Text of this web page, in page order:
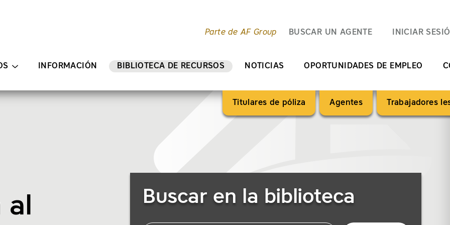
Parte de AF Group BUSCAR UN AGENTE INICIAR
Titulares de póliza Agentes Trabajadores
INFORMACIÓN BIBLIOTECA DE RECURSOS NOTICIAS OPORTUNIDADES DE EMPLEO
al
Buscar en la biblioteca